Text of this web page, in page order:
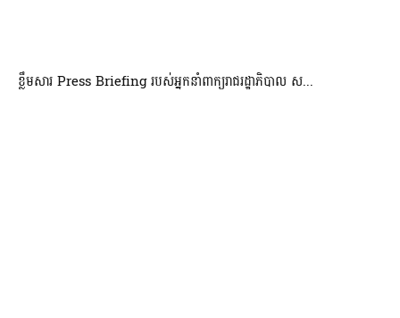
ខ្លឹមសារ Press Briefing របស់អ្នកនាំពាក្យរាជរដ្ឋាភិបាល ស...